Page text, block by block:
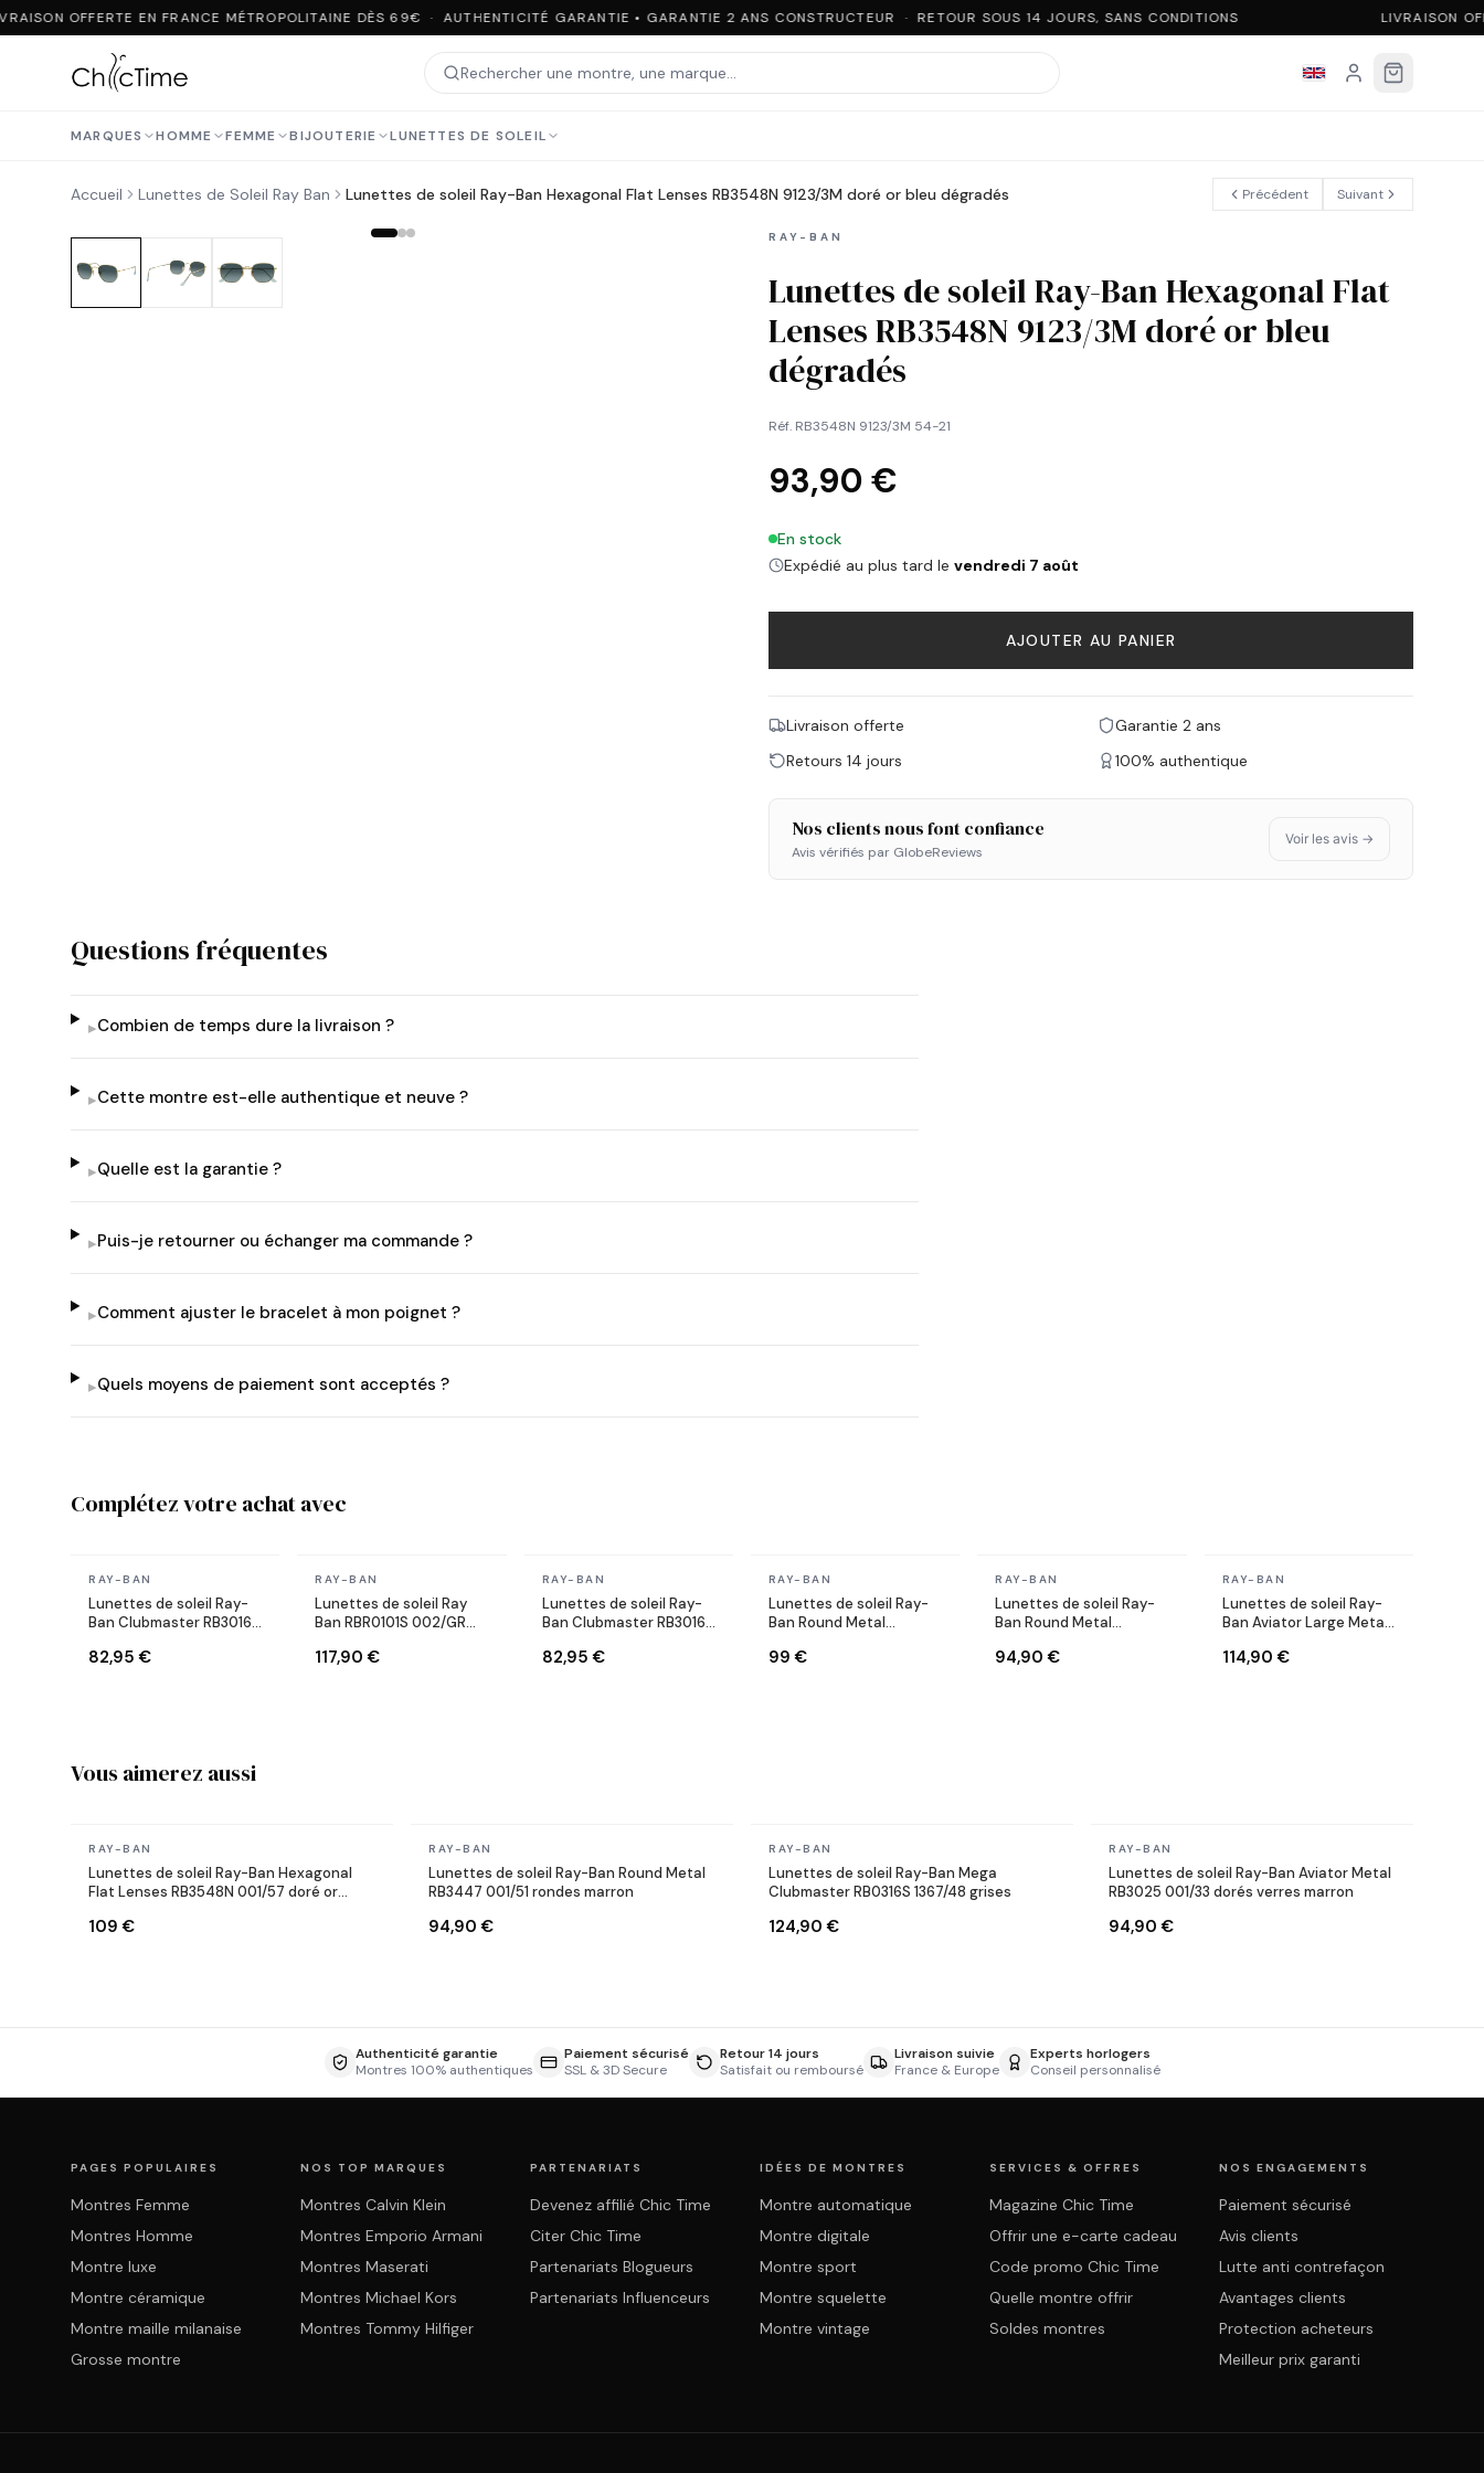
OFFERTE EN FRANCE MÉTROPOLITAINE DÈS 69€ · AUTHENTICITÉ GARANTIE • GARANTIE 2 ANS CONSTRUCTEUR · RETOUR SOUS 14 JOURS, SANS CONDITIONS LIVRAISON
MARQUES HOMME FEMME BIJOUTERIE LUNETTES DE SOLEIL
Accueil Lunettes de Soleil Ray Ban Lunettes de soleil Ray-Ban Hexagonal Flat Lenses RB3548N 9123/3M doré or bleu dégradés Précédent Suivant
RAY-BAN
Lunettes de soleil Ray-Ban Hexagonal Flat
Lenses RB3548N 9123/3M doré or bleu
dégradés
Réf. RB3548N 9123/3M 54-21
93,90 €
En stock
Expédié au plus tard le vendredi 7 août
AJOUTER AU PANIER
Livraison offerte
Garantie 2 ans
Retours 14 jours
100% authentique
Nos clients nous font confiance
Avis vérifiés par GlobeReviews
Voir les avis →
Questions fréquentes
▸Combien de temps dure la livraison ?
▸Cette montre est-elle authentique et neuve ?
▸Quelle est la garantie ?
▸Puis-je retourner ou échanger ma commande ?
▸Comment ajuster le bracelet à mon poignet ?
▸Quels moyens de paiement sont acceptés ?
Complétez votre achat avec
En stock
RAY-BAN
Lunettes de soleil Ray-
Ban Clubmaster RB3016
82,95 €
En stock
RAY-BAN
Lunettes de soleil Ray
Ban RBR0101S 002/GR
Aviator noires
117,90 €
En stock
RAY-BAN
Lunettes de soleil Ray-
Ban Clubmaster RB3016
82,95 €
En stock
RAY-BAN
Lunettes de soleil Ray-
Ban Round Metal
dorés or
99 €
En stock
RAY-BAN
Lunettes de soleil Ray-
Ban Round Metal
Rondes bronze cuivre
94,90 €
En stock
RAY-BAN
Lunettes de soleil Ray-
Ban Aviator Large Metal
polarisés
114,90 €
Vous aimerez aussi
En stock
RAY-BAN
Lunettes de soleil Ray-Ban Hexagonal
Flat Lenses RB3548N 001/57 doré or
109 €
En stock
RAY-BAN
Lunettes de soleil Ray-Ban Round Metal
RB3447 001/51 rondes marron
94,90 €
En stock
RAY-BAN
Lunettes de soleil Ray-Ban Mega
Clubmaster RB0316S 1367/48 grises
124,90 €
En stock
RAY-BAN
Lunettes de soleil Ray-Ban Aviator Metal
RB3025 001/33 dorés verres marron
94,90 €
Authenticité garantie
Montres 100% authentiques
Paiement sécurisé
SSL & 3D Secure
Retour 14 jours
Satisfait ou remboursé
Livraison suivie
France & Europe
Experts horlogers
Conseil personnalisé
PAGES POPULAIRES
Montres Femme
Montres Homme
Montre luxe
Montre céramique
Montre maille milanaise
Grosse montre
NOS TOP MARQUES
Montres Calvin Klein
Montres Emporio Armani
Montres Maserati
Montres Michael Kors
Montres Tommy Hilfiger
PARTENARIATS
Devenez affilié Chic Time
Citer Chic Time
Partenariats Blogueurs
Partenariats Influenceurs
IDÉES DE MONTRES
Montre automatique
Montre digitale
Montre sport
Montre squelette
Montre vintage
SERVICES & OFFRES
Magazine Chic Time
Offrir une e-carte cadeau
Code promo Chic Time
Quelle montre offrir
Soldes montres
NOS ENGAGEMENTS
Paiement sécurisé
Avis clients
Lutte anti contrefaçon
Avantages clients
Protection acheteurs
Meilleur prix garanti